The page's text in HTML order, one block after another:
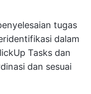
tugas
dalam
Tasks dan
dan sesuai